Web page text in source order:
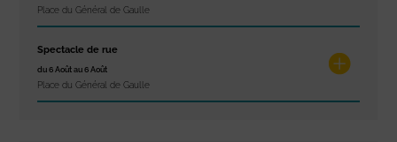
Place du Général de Gaulle
Spectacle de rue
du 6 Août au 6 Août
Place du Général de Gaulle